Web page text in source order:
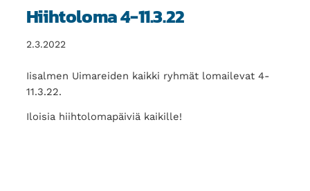
Hiihtoloma 4-11.3.22
2.3.2022
Iisalmen Uimareiden kaikki ryhmät lomailevat 4-
11.3.22.
Iloisia hiihtolomapäiviä kaikille!